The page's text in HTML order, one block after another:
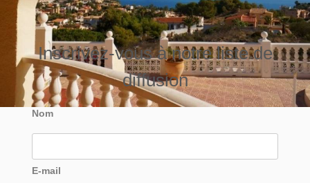
Inscrivez-vous à notre liste de
diffusion
Nom
E-mail